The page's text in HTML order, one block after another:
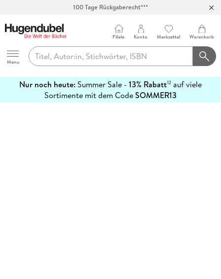
100 Tage Rückgaberecht***
Hugendubel
Menu
Filiale Konto Merkzettel Warenkorb
Nur noch heute: Summer Sale - 13% Rabatt12 auf viele
Sortimente mit dem CodeSOMMER13
erfahren